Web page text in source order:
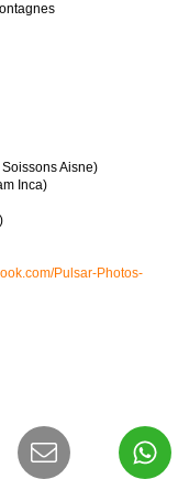
Aisne)
Inca)
Pulsar-Photos-